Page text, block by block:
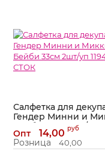
Салфетка для
Гендер Минни и
Бейби 33см 2шт/уп
1194226-СТОК
Артикул: 1194226-СТОК
Опт 14,00 руб
Розница 40,00